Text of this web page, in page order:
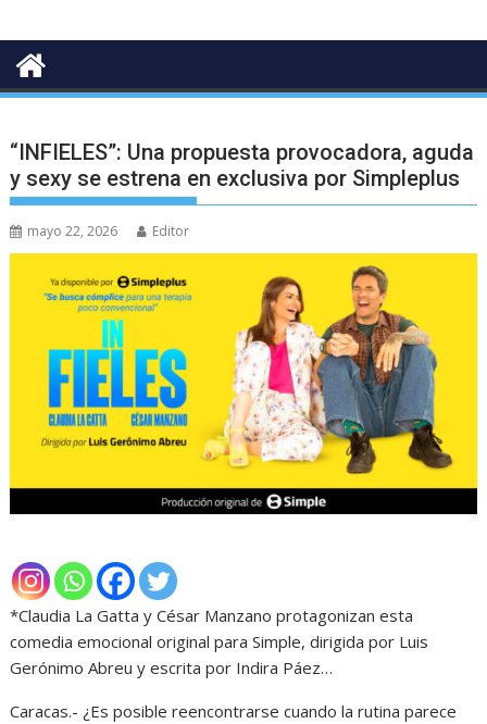
“INFIELES”: Una propuesta provocadora, aguda
y sexy se estrena en exclusiva por Simpleplus
mayo 22, 2026 Editor
*Claudia La Gatta y César Manzano protagonizan esta
comedia emocional original para Simple, dirigida por Luis
Gerónimo Abreu y escrita por Indira Páez…
Caracas.- ¿Es posible reencontrarse cuando la rutina parece